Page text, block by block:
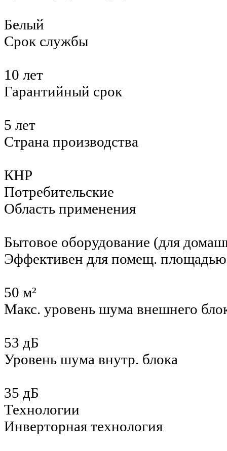
Белый
Срок службы
10 лет
Гарантийный срок
5 лет
Страна производства
КНР
Потребительские
Область применения
Бытовое оборудование (для
Эффективен для помещ.
50 м²
Макс. уровень шума внешнего
53 дБ
Уровень шума внутр. блока
35 дБ
Технологии
Инверторная технология